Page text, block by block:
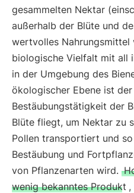
gesammelten Nektar
außerhalb der Blüte und
wertvolles Nahrungsmittel
biologische Vielfalt mit all
in der Umgebung des
ökologischer Ebene ist
Bestäubungstätigkeit der
Blüte fliegt, um Nektar zu
Pollen transportiert und
Bestäubung und
von Pflanzenarten wird.
wenig bekanntes Produkt ,